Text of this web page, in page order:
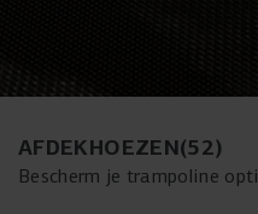
AFDEKHOEZEN(52)
Bescherm je trampoline